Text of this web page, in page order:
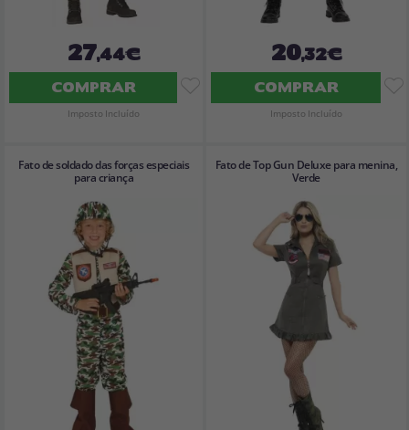
27,44€
COMPRAR
Imposto Incluído
20,32€
COMPRAR
Imposto Incluído
Fato de soldado das forças especiais
para criança
Fato de Top Gun Deluxe para menina,
Verde